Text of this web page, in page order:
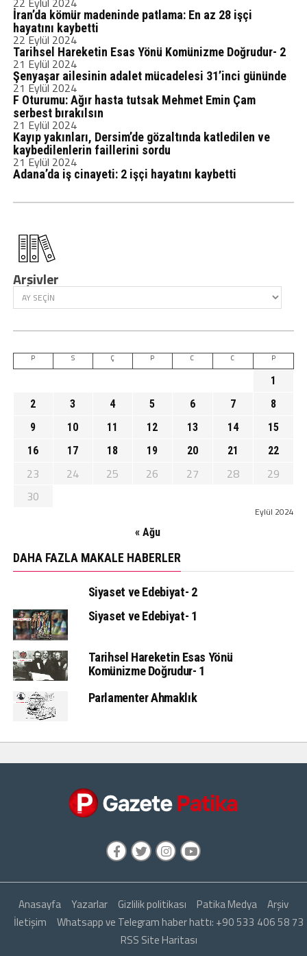
İran’da kömür madeninde patlama: En az 28 işçi
hayatını kaybetti
22 Eylül 2024
Tarihsel Hareketin Esas Yönü Komünizme Doğrudur- 2
21 Eylül 2024
Şenyaşar ailesinin adalet mücadelesi 31’inci gününde
21 Eylül 2024
F Oturumu: Ağır hasta tutsak Mehmet Emin Çam
serbest bırakılsın
21 Eylül 2024
Kayıp yakınları, Dersim’de gözaltında katledilen ve
kaybedilenlerin faillerini sordu
21 Eylül 2024
Adana’da iş cinayeti: 2 işçi hayatını kaybetti
Arşivler
Eylül 2024
P S Ç P C C P
1
2
3 4 5 6 7
8
9
10 11 12 13 14
15
16
17 18 19 20 21 22
23 24 25 26 27 28
29
30
« Ağu
DAHA FAZLA MAKALE HABERLER
Siyaset ve Edebiyat- 2
Siyaset ve Edebiyat- 1
Tarihsel Hareketin Esas Yönü
Komünizme Doğrudur- 1
Parlamenter Ahmaklık
Anasayfa Yazarlar Gizlilik politikası Patika Medya
Arşiv
İletişim
Whatsapp ve Telegram haber hattı: +90 533 406 58 73
RSS Site Haritası